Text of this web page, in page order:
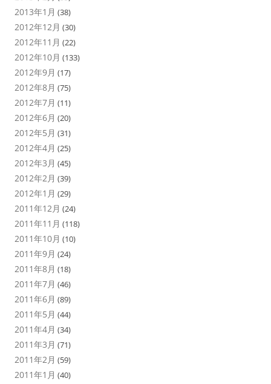
2013年1月 (38)
2012年12月 (30)
2012年11月 (22)
2012年10月 (133)
2012年9月 (17)
2012年8月 (75)
2012年7月 (11)
2012年6月 (20)
2012年5月 (31)
2012年4月 (25)
2012年3月 (45)
2012年2月 (39)
2012年1月 (29)
2011年12月 (24)
2011年11月 (118)
2011年10月 (10)
2011年9月 (24)
2011年8月 (18)
2011年7月 (46)
2011年6月 (89)
2011年5月 (44)
2011年4月 (34)
2011年3月 (71)
2011年2月 (59)
2011年1月 (40)